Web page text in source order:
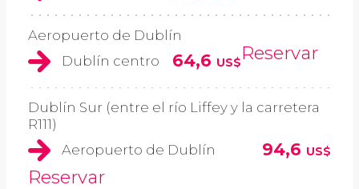
Aeropuerto de Dublín
Dublín centro
64,6 US$Reservar
Dublín Sur (entre el río Liffey y la carretera
R111)
Aeropuerto de Dublín
94,6 US$
Reservar